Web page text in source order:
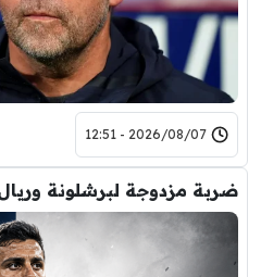
2026/08/07 - 12:51
ضربة مزدوجة لبرشلونة